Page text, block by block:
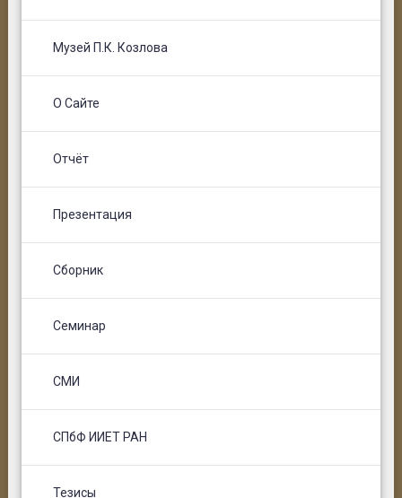
Музей П.К. Козлова
О Сайте
Отчёт
Презентация
Сборник
Семинар
СМИ
СПбФ ИИЕТ РАН
Тезисы